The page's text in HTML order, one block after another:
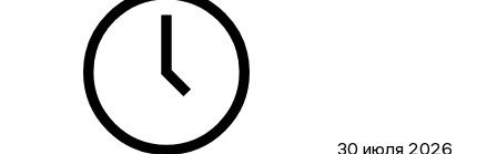
30 июля 2026